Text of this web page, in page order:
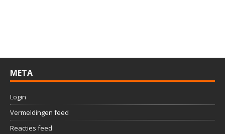
META
Login
Vermeldingen feed
Reacties feed